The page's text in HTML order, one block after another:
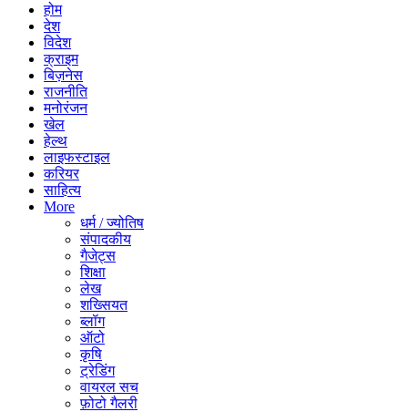
होम
देश
विदेश
क्राइम
बिज़नेस
राजनीति
मनोरंजन
खेल
हेल्थ
लाइफस्टाइल
करियर
साहित्य
More
धर्म / ज्योतिष
संपादकीय
गैजेट्स
शिक्षा
लेख
शख्सियत
ब्लॉग
ऑटो
कृषि
ट्रेडिंग
वायरल सच
फ़ोटो गैलरी